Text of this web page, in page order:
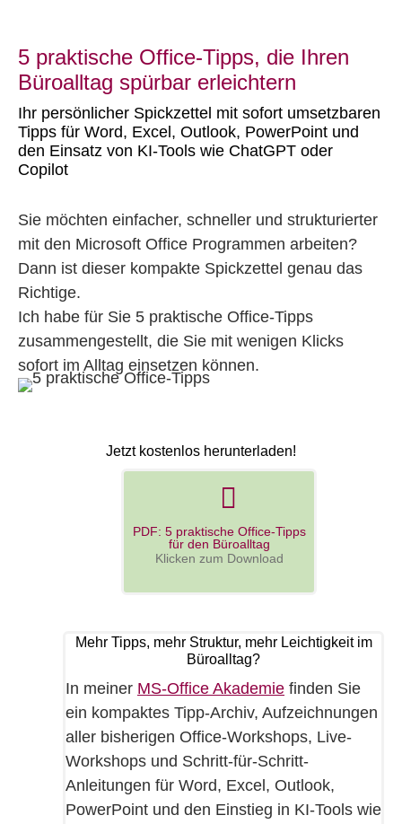
5 praktische Office-Tipps, die Ihren
Büroalltag spürbar erleichtern
Ihr persönlicher Spickzettel mit sofort umsetzbaren
Tipps für Word, Excel, Outlook, PowerPoint und
den Einsatz von KI-Tools wie ChatGPT oder
Copilot
Sie möchten einfacher, schneller und strukturierter
mit den Microsoft Office Programmen arbeiten?
Dann ist dieser kompakte Spickzettel genau das
Richtige.
Ich habe für Sie 5 praktische Office-Tipps
zusammengestellt, die Sie mit wenigen Klicks
sofort im Alltag einsetzen können.
Jetzt kostenlos herunterladen!
PDF: 5 praktische Office-Tipps
für den Büroalltag
Klicken zum Download
Mehr Tipps, mehr Struktur, mehr Leichtigkeit im
Büroalltag?
In meiner MS-Office Akademie finden Sie
ein kompaktes Tipp-Archiv, Aufzeichnungen
aller bisherigen Office-Workshops, Live-
Workshops und Schritt-für-Schritt-
Anleitungen für Word, Excel, Outlook,
PowerPoint und den Einstieg in KI-Tools wie